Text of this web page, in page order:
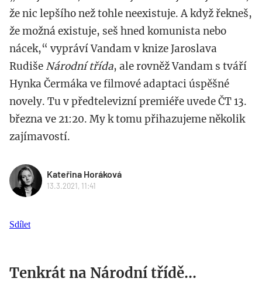
že nic lepšího než tohle neexistuje. A když řekneš,
že možná existuje, seš hned komunista nebo
nácek,“ vypráví Vandam v knize Jaroslava
Rudiše Národní třída, ale rovněž Vandam s tváří
Hynka Čermáka ve filmové adaptaci úspěšné
novely. Tu v předtelevizní premiéře uvede ČT 13.
března ve 21:20. My k tomu přihazujeme několik
zajímavostí.
Kateřina Horáková
13.3.2021, 11:41
Sdílet
Tenkrát na Národní třídě...